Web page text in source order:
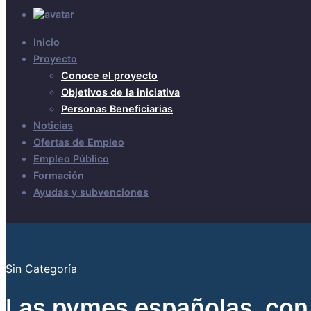
Inicio
Proyecto
Conoce el proyecto
Objetivos de la iniciativa
Personas Beneficiarias
Noticias
Ofertas de Empleo
Empleo Público
Formación
Ayudas y subvenciones
Sin Categoría